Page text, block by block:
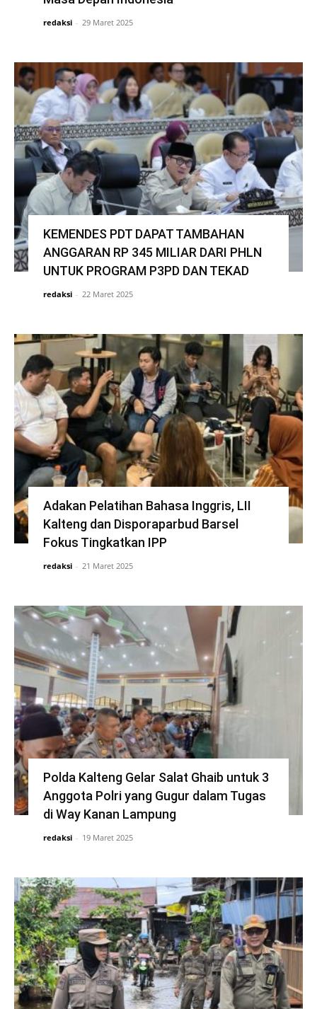
redaksi - 29 Maret 2025
KEMENDES PDT DAPAT TAMBAHAN
ANGGARAN RP 345 MILIAR DARI PHLN
UNTUK PROGRAM P3PD DAN TEKAD
redaksi - 22 Maret 2025
Adakan Pelatihan Bahasa Inggris, LII
Kalteng dan Disporaparbud Barsel
Fokus Tingkatkan IPP
redaksi - 21 Maret 2025
Polda Kalteng Gelar Salat Ghaib untuk 3
Anggota Polri yang Gugur dalam Tugas
di Way Kanan Lampung
redaksi - 19 Maret 2025